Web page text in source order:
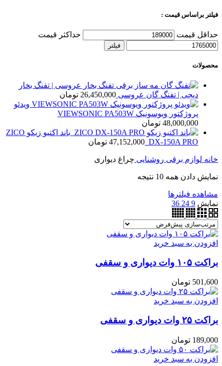
فیلتر براساس قیمت :
حداقل قیمت حداکثر قیمت
فیلتر
محصولات
تفنگ بخار عروسی | تفنگ بخار
دیجی | تفنگ گان عروسی 26,450,000 تومان
ویدئو
پروژکتور ویوسونیک VIEWSONIC PA503W
48,000,000 تومان
باند اکتیو زیکو ZICO
DX-150A PRO
47,152,000 تومان
خانه لوازم برقی روشنایی چراغ ديوارى
نمایش دادن همه 10 نتیجه
مشاهده فیلترها
نمایش 9
24
36
افزودن به سبد خرید
براکت ۱۰۵ وات دیواری و سقفی
501,600 تومان
افزودن به سبد خرید
براکت ۲۵ وات دیواری و سقفی
189,000 تومان
افزودن به سبد خرید